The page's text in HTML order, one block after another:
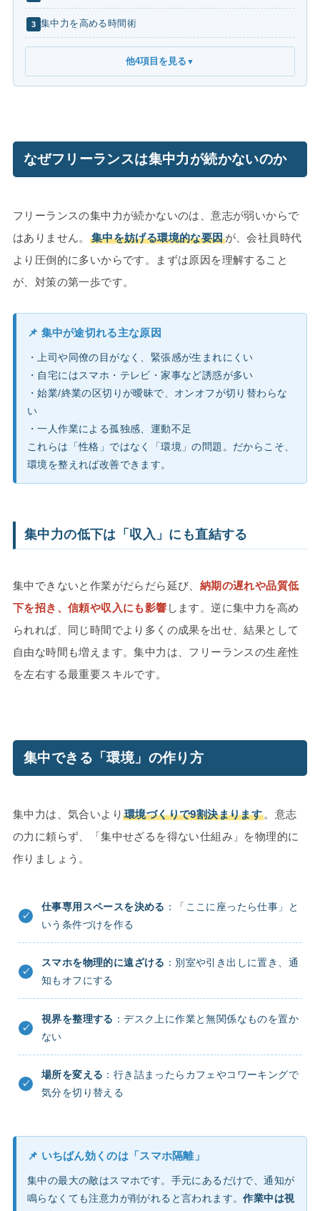
3 集中力を高める時間術
他4項目を見る ▼
なぜフリーランスは集中力が続かないのか
フリーランスの集中力が続かないのは、意志が弱いからで
はありません。
集中を妨げる環境的な要因が、会社員時代
より圧倒的に多いからです。まずは原因を理解すること
が、対策の第一歩です。
📌 集中が途切れる主な原因
・上司や同僚の目がなく、緊張感が生まれにくい
・自宅にはスマホ・テレビ・家事など誘惑が多い
・始業/終業の区切りが曖昧で、オンオフが切り替わらな
い
・一人作業による孤独感、運動不足
これらは「性格」ではなく「環境」の問題。だからこそ、
環境を整えれば改善できます。
集中力の低下は「収入」にも直結する
集中できないと作業がだらだら延び、 納期の遅れや品質低
下を招き、信頼や収入にも影響 します。逆に集中力を高め
られれば、同じ時間でより多くの成果を出せ、結果として
自由な時間も増えます。集中力は、フリーランスの生産性
を左右する最重要スキルです。
集中できる「環境」の作り方
集中力は、気合いより 環境づくりで9割決まります 。意志
の力に頼らず、「集中せざるを得ない仕組み」を物理的に
作りましょう。
仕事専用スペースを決める ：「ここに座ったら仕事」と
いう条件づけを作る
スマホを物理的に遠ざける ：別室や引き出しに置き、通
知もオフにする
視界を整理する ：デスク上に作業と無関係なものを置か
ない
場所を変える ：行き詰まったらカフェやコワーキングで
気分を切り替える
📌 いちばん効くのは「スマホ隔離」
集中の最大の敵はスマホです。手元にあるだけで、通知が
鳴らなくても注意力が削がれると言われます。作業中は視